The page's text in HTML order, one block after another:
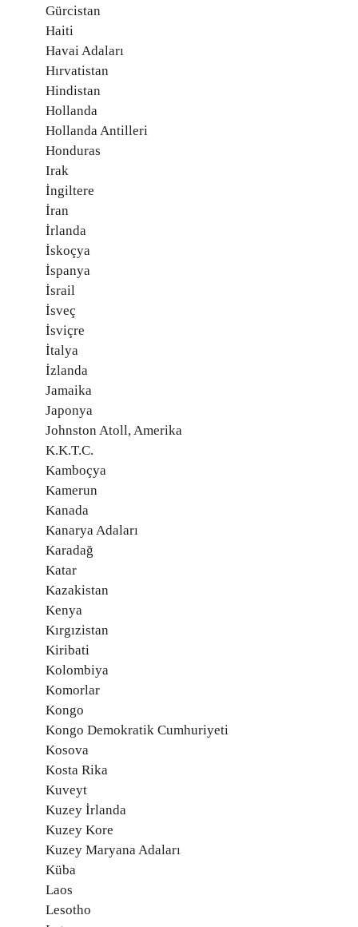
Gürcistan
Haiti
Havai Adaları
Hırvatistan
Hindistan
Hollanda
Hollanda Antilleri
Honduras
Irak
İngiltere
İran
İrlanda
İskoçya
İspanya
İsrail
İsveç
İsviçre
İtalya
İzlanda
Jamaika
Japonya
Johnston Atoll, Amerika
K.K.T.C.
Kamboçya
Kamerun
Kanada
Kanarya Adaları
Karadağ
Katar
Kazakistan
Kenya
Kırgızistan
Kiribati
Kolombiya
Komorlar
Kongo
Kongo Demokratik Cumhuriyeti
Kosova
Kosta Rika
Kuveyt
Kuzey İrlanda
Kuzey Kore
Kuzey Maryana Adaları
Küba
Laos
Lesotho